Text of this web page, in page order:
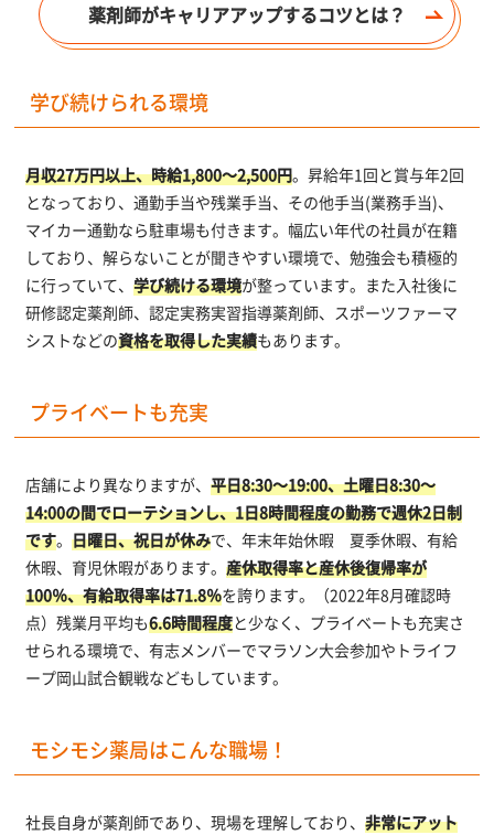
薬剤師がキャリアアップするコツとは？
学び続けられる環境
月収27万円以上、時給1,800～2,500円。昇給年1回と賞与年2回
となっており、通勤手当や残業手当、その他手当(業務手当)、
マイカー通勤なら駐車場も付きます。幅広い年代の社員が在籍
しており、解らないことが聞きやすい環境で、勉強会も積極的
に行っていて、学び続ける環境が整っています。また入社後に
研修認定薬剤師、認定実務実習指導薬剤師、スポーツファーマ
シストなどの資格を取得した実績もあります。
プライベートも充実
店舗により異なりますが、平日8:30～19:00、土曜日8:30～
14:00の間でローテションし、1日8時間程度の勤務で週休2日制
です。日曜日、祝日が休みで、年末年始休暇 夏季休暇、有給
休暇、育児休暇があります。産休取得率と産休後復帰率が
100％、有給取得率は71.8％を誇ります。（2022年8月確認時
点）残業月平均も6.6時間程度と少なく、プライベートも充実さ
せられる環境で、有志メンバーでマラソン大会参加やトライフ
ープ岡山試合観戦などもしています。
モシモシ薬局はこんな職場！
社長自身が薬剤師であり、現場を理解しており、非常にアット